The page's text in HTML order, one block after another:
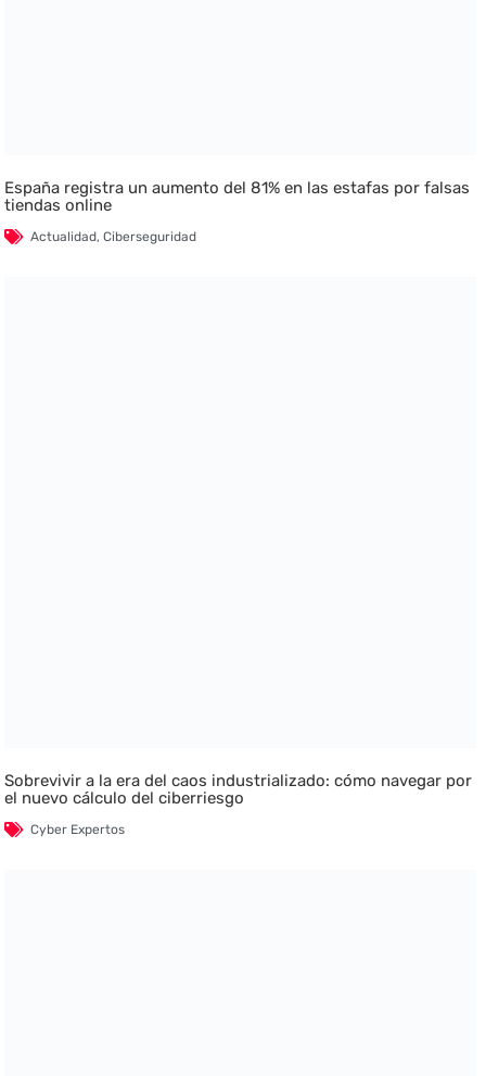
España registra un aumento del 81% en las estafas por falsas
tiendas online
Actualidad,Ciberseguridad
Sobrevivir a la era del caos industrializado: cómo navegar por
el nuevo cálculo del ciberriesgo
Cyber Expertos